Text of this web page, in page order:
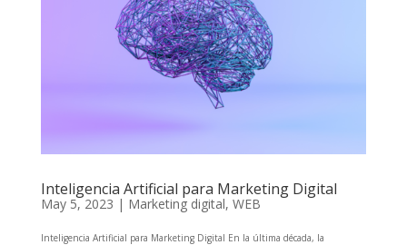
Inteligencia Artificial para Marketing Digital
May 5, 2023 | Marketing digital, WEB
Inteligencia Artificial para Marketing Digital En la última década, la